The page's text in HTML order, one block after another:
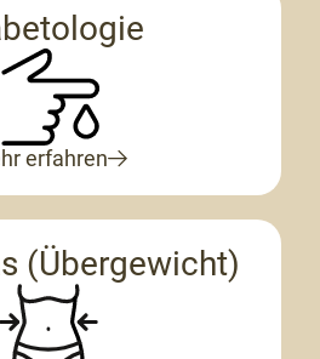
erfahren
(Übergewicht)